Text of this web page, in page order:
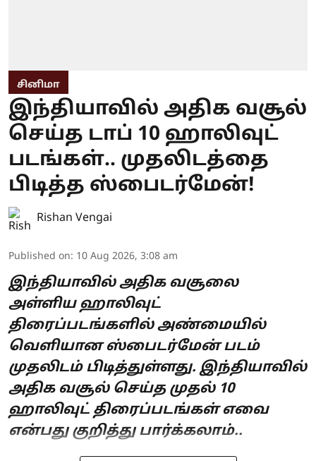
சினிமா
இந்தியாவில் அதிக வசூல்
செய்த டாப் 10 ஹாலிவுட்
படங்கள்.. முதலிடத்தை
பிடித்த ஸ்பைடர்மேன்!
Rishan Vengai
Published on: 10 Aug 2026, 3:08 am
இந்தியாவில் அதிக வசூலை
அள்ளிய ஹாலிவுட்
திரைப்படங்களில் அண்மையில்
வெளியான ஸ்பைடர்மேன் படம்
முதலிடம் பிடித்துள்ளது. இந்தியாவில்
அதிக வசூல் செய்த முதல் 10
ஹாலிவுட் திரைப்படங்கள் எவை
என்பது குறித்து பார்க்கலாம்..